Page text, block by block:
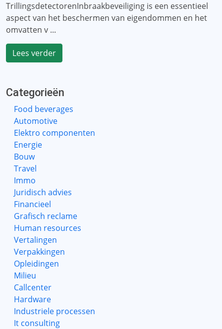
TrillingsdetectorenInbraakbeveiliging is een essentieel
aspect van het beschermen van eigendommen en het
omvatten v ...
Lees verder
Categorieën
Food beverages
Automotive
Elektro componenten
Energie
Bouw
Travel
Immo
Juridisch advies
Financieel
Grafisch reclame
Human resources
Vertalingen
Verpakkingen
Opleidingen
Milieu
Callcenter
Hardware
Industriele processen
It consulting